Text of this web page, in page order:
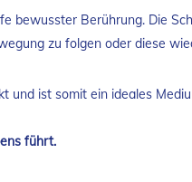
bewusster Berührung. Die
zu folgen oder diese
ist somit ein ideales
führt.